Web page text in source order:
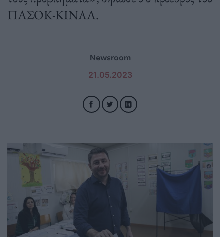
ΠΑΣΟΚ-ΚΙΝΑΛ.
Newsroom
21.05.2023